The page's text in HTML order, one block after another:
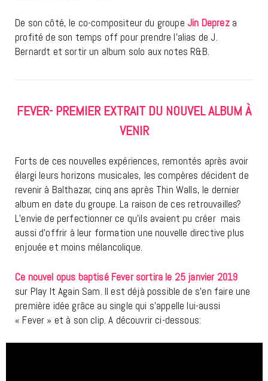
De son côté, le co-compositeur du groupe Jin Depreza
profité de son temps off pour prendre l’alias de J.
Bernardt et sortir un album solo aux notes R&B.
FEVER- PREMIER EXTRAIT DU NOUVEL ALBUM À
VENIR
Forts de ces nouvelles expériences, remontés après avoir
élargi leurs horizons musicales, les compères décident de
revenir à Balthazar, cinq ans après Thin Walls, le dernier
album en date du groupe. La raison de ces retrouvailles?
L’envie de perfectionner ce qu’ils avaient pu créer mais
aussi d’offrir à leur formation une nouvelle directive plus
enjouée et moins mélancolique.
Ce nouvel opus baptisé Fever sortira le 25 janvier 2019
sur Play It Again Sam. Il est déjà possible de s’en faire une
première idée grâce au single qui s’appelle lui-aussi
« Fever » et à son clip. A découvrir ci-dessous: